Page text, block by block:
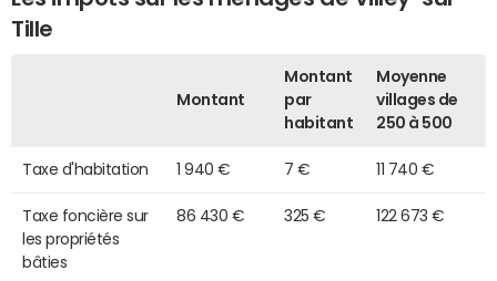
Tille
Montant
Montant
par
habitant
Moyenne
villages de
250 à 500
Taxe d'habitation 1 940 € 7 € 11 740 €
Taxe foncière sur
les propriétés
bâties
86 430 € 325 € 122 673 €